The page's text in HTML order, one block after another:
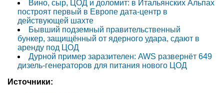
Вино, сыр, ЦОД и доломит: в Итальянских Альпах
построят первый в Европе дата-центр в
действующей шахте
Бывший подземный правительственный
бункер, защищённый от ядерного удара, сдают в
аренду под ЦОД
Дурной пример заразителен: AWS развернёт 649
дизель-генераторов для питания нового ЦОД
Источники: